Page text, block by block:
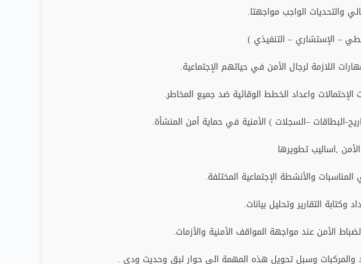
والتحديات الواجب مواجهتا.
– الإستشاري – التنفيذي )
اللازمة لرجال الأمن في حياتهم الإجتماعية.
واعداد الخطط الوقائية ضد جميع المخاطر.
البطاقات –السجلات ) الأمنية في حماية أمن المنشأة.
,اساليب تطويرها
والأنشطة الإجتماعية المختلفة.
التقارير وتحليل بيانات.
الأمن عند مواجهة المواقف الأمنية والأزمات.
والمركبات وسبل تحويل هذه المهمة الى حوار لبق وحديث ودي .